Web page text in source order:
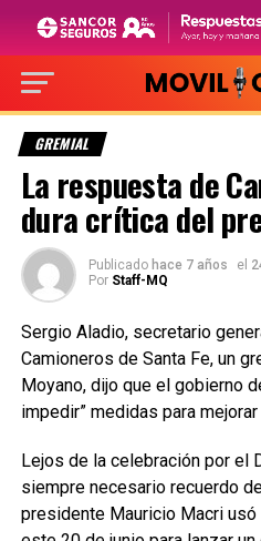
GREMIAL
La respuesta de
dura crítica del
Publicado hace 7 años el
Por Staff-MQ
Sergio Aladio, secretario
Camioneros de Santa Fe, un
Moyano, dijo que el gobierno
impedir” medidas para
Lejos de la celebración por el
siempre necesario recuerdo
presidente Mauricio Macri